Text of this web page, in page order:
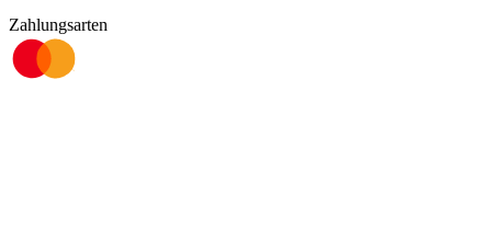
Zahlungsarten